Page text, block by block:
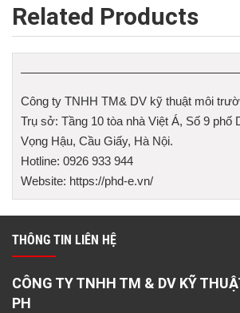
Related Products
Công ty TNHH TM& DV kỹ thuật môi
Trụ sở: Tầng 10 tòa nhà Việt Á, Số 9 phố
Vọng Hậu, Cầu Giấy, Hà Nội.
Hotline: 0926 933 944
Website: https://phd-e.vn/
THÔNG TIN LIÊN HỆ
CÔNG TY TNHH TM & DV KỸ
PH